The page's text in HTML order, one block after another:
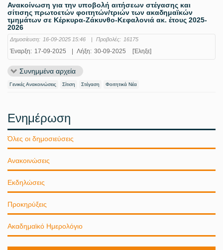
Ανακοίνωση για την υποβολή αιτήσεων στέγασης και
σίτισης πρωτοετών φοιτητών/τριών των ακαδημαϊκών
τμημάτων σε Κέρκυρα-Ζάκυνθο-Κεφαλονιά ακ. έτους 2025-
2026
Δημοσίευση: 16-09-2025 15:46 | Προβολές: 16175
Έναρξη: 17-09-2025 | Λήξη: 30-09-2025 [Έληξε]
Συνημμένα αρχεία
Γενικές Ανακοινώσεις Σίτιση Στέγαση Φοιτητικά Νέα
Ενημέρωση
Όλες οι δημοσιεύσεις
Ανακοινώσεις
Εκδηλώσεις
Προκηρύξεις
Ακαδημαϊκό Ημερολόγιο